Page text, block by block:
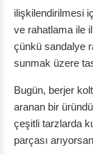
ilişkilendirilmesi
ve rahatlama ile
çünkü sandalye
sunmak üzere
Bugün, berjer
aranan bir
çeşitli tarzlarda
parçası